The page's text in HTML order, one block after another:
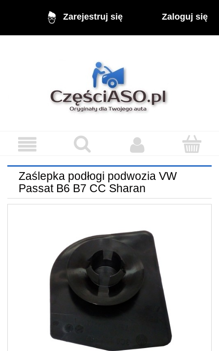
Zarejestruj się Zaloguj się
Zaślepka podłogi podwozia VW
Passat B6 B7 CC Sharan